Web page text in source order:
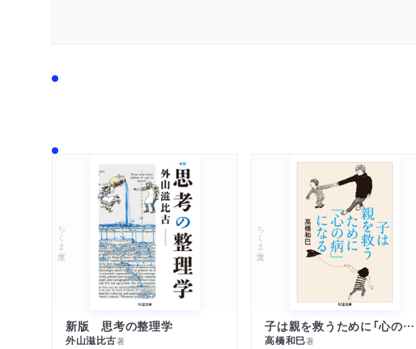
ちくま文庫
新版 思考の整理学
外山滋比古著
ちくま文庫
子は親を救うために「心の病」になる
高橋和巳著